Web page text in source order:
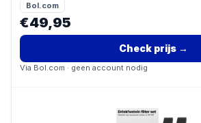
Bol.com
€49,95
Check prijs→
Via Bol.com · geen account nodig